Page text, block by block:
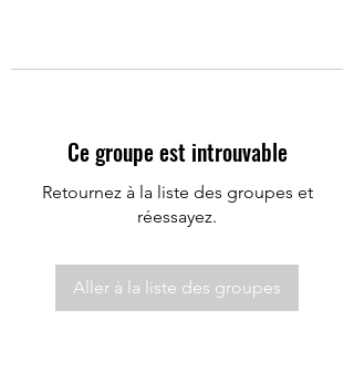
Ce groupe est introuvable
Retournez à la liste des groupes et
réessayez.
Aller à la liste des groupes